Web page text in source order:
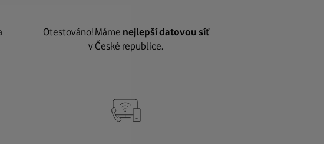
Otestováno! Máme nejlepší datovou síť
v České republice.